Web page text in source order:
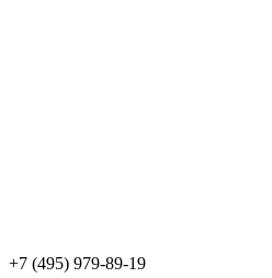
+7 (495) 979-89-19